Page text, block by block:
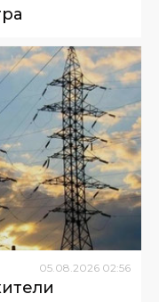
05.08.2026 02:56